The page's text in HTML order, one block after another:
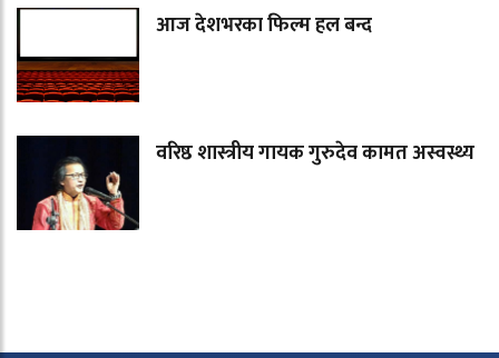
आज देशभरका फिल्म हल बन्द
वरिष्ठ शास्त्रीय गायक गुरुदेव कामत अस्वस्थ्य